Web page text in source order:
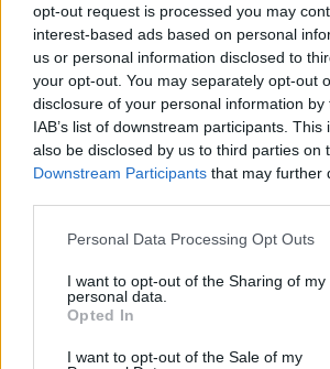
opt-out request is processed you may
interest-based ads based on personal
us or personal information disclosed to
your opt-out. You may separately opt-out
disclosure of your personal information
IAB’s list of downstream participants.
also be disclosed by us to third parties on
Downstream Participants that may further
Personal Data Processing Opt Outs
I want to opt-out of the Sharing of my
personal data.
Opted In
I want to opt-out of the Sale of my
A kijevi városi vezetés továbbra is arra
lakosságot, hogy csakis a
hagyják el otthonaikat. A felhívás
minden kerületében előfordulhatnak
Kapcsolódó cikkünk 2022. 02. 28. Indul
kilométeres orosz konvoj tart Kijev felé
legfontosabb hírek hétfőn A
KEDVES OLVASÓNK!
A keresett cikk a portfolio.hu
tartozik, melynek olvasása